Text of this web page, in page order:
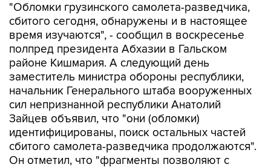
"Обломки грузинского самолета-разведчика,
сбитого сегодня, обнаружены и в настоящее
время изучаются", - сообщил в воскресенье
полпред президента Абхазии в Гальском
районе Кишмария. А следующий день
заместитель министра обороны республики,
начальник Генерального штаба вооруженных
сил непризнанной республики Анатолий
Зайцев объявил, что "они (обломки)
идентифицированы, поиск остальных частей
сбитого самолета-разведчика продолжаются".
Он отметил, что "фрагменты позволяют с